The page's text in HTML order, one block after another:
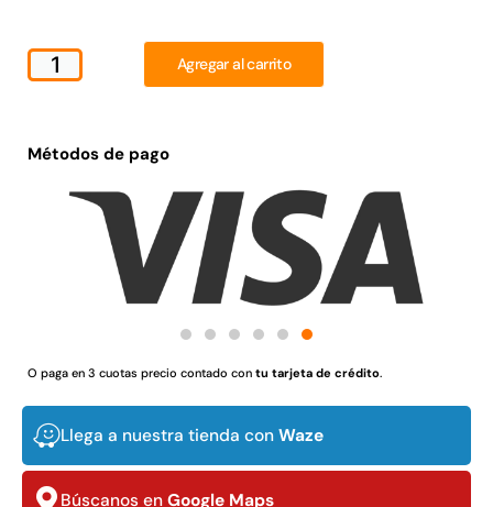
Agregar al carrito
Métodos de pago
O paga en 3 cuotas precio contado con tu tarjeta de crédito.
Llega a nuestra tienda con Waze
Búscanos en Google Maps
4.507.990 $4.415.700
37%
Juego Modular 03
QplayGround
$5.987.128
Importado USA: Crown